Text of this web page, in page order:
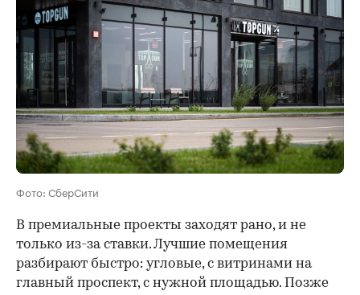
Фото: СберСити
В премиальные проекты заходят рано, и не
только из-за ставки. Лучшие помещения
разбирают быстро: угловые, с витринами на
главный проспект, с нужной площадью. Позже